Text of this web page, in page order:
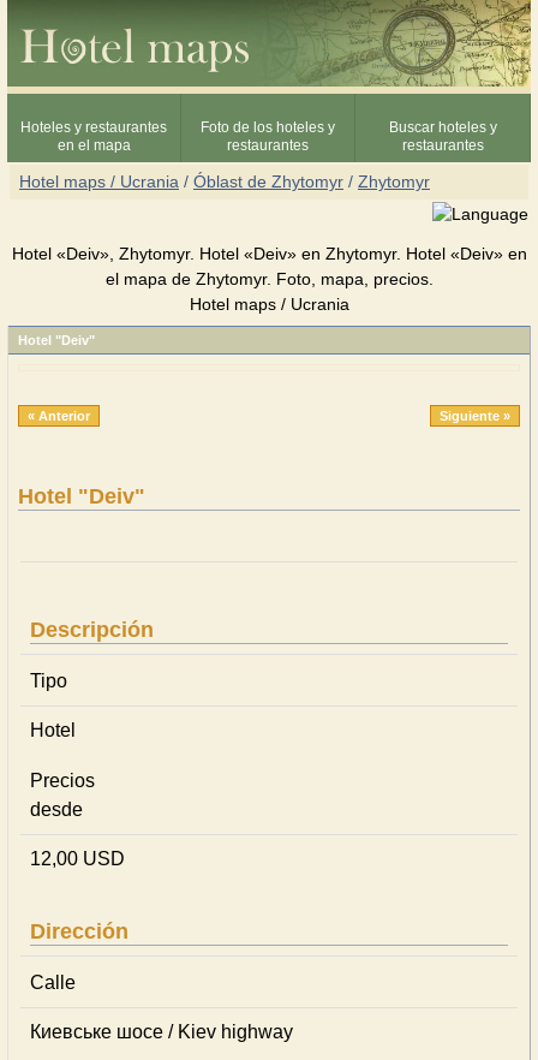
Hoteles y restaurantes
en el mapa
Foto de los hoteles y
restaurantes
Buscar hoteles y
restaurantes
Hotel maps / Ucrania / Óblast de Zhytomyr / Zhytomyr
Hotel «Deiv», Zhytomyr. Hotel «Deiv» en Zhytomyr. Hotel «Deiv» en
el mapa de Zhytomyr. Foto, mapa, precios.
Hotel maps / Ucrania
Hotel "Deiv"
« Anterior Siguiente »
Hotel "Deiv"
Descripción
Tipo
Hotel
Precios
desde
12,00 USD
Dirección
Calle
Киевське шосе / Kiev highway